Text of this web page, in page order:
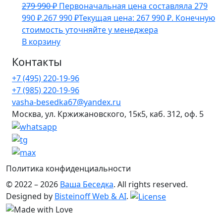
279 990₽ Первоначальная цена составляла 279
990 ₽.267 990₽Текущая цена: 267 990 ₽. Конечную
стоимость уточняйте у менеджера
В корзину
Контакты
+7 (495) 220-19-96
+7 (985) 220-19-96
vasha-besedka67@yandex.ru
Москва, ул. Кржижановского, 15к5, каб. 312, оф. 5
Политика конфиденциальности
© 2022 – 2026 Ваша Беседка. All rights reserved.
Designed by Bisteinoff Web & AI.